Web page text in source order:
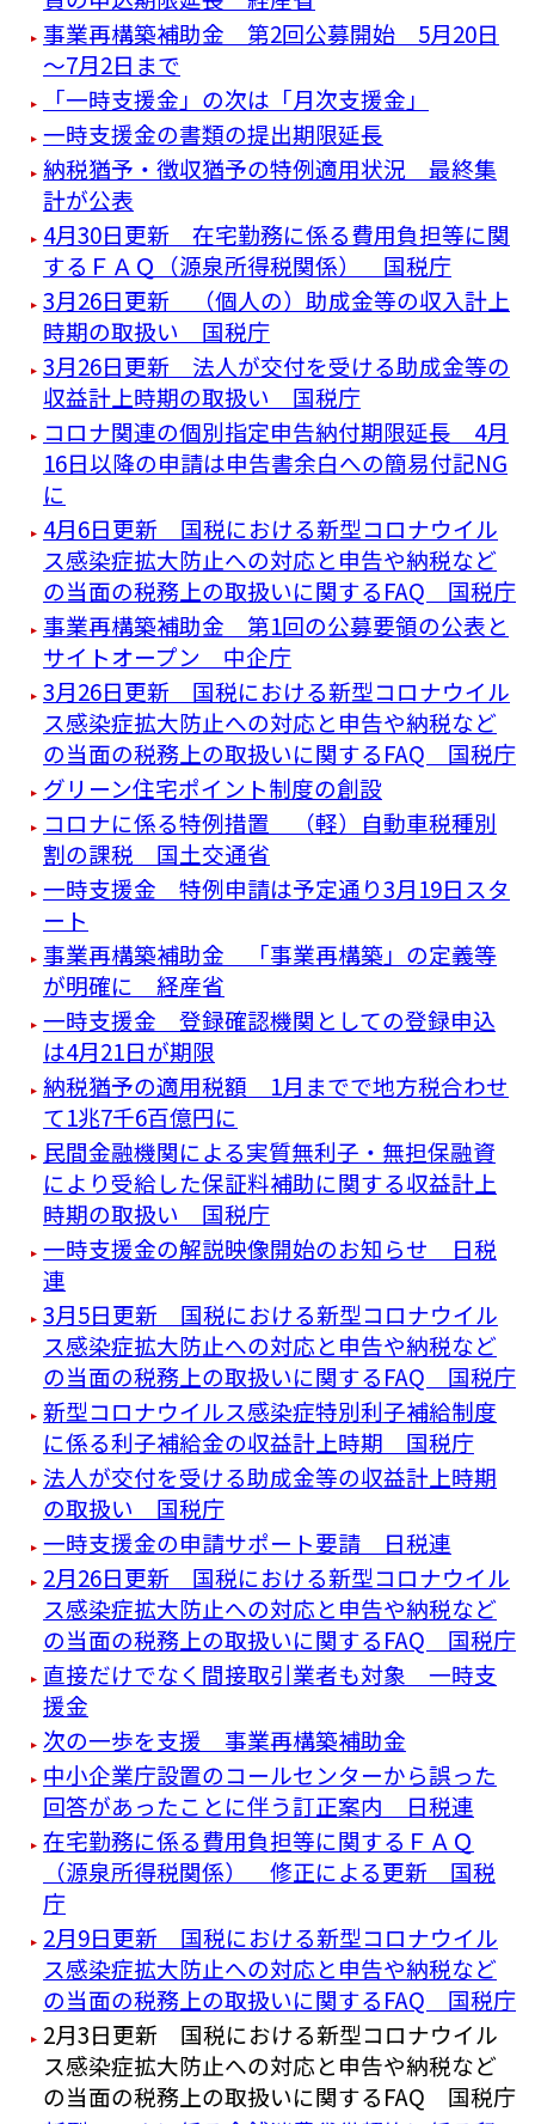
事業再構築補助金 第2回公募開始 5月20日
～7月2日まで
「一時支援金」の次は「月次支援金」
一時支援金の書類の提出期限延長
納税猶予・徴収猶予の特例適用状況 最終集
計が公表
4月30日更新 在宅勤務に係る費用負担等に関
するＦＡＱ（源泉所得税関係） 国税庁
3月26日更新 （個人の）助成金等の収入計上
時期の取扱い 国税庁
3月26日更新 法人が交付を受ける助成金等の
収益計上時期の取扱い 国税庁
コロナ関連の個別指定申告納付期限延長 4月
16日以降の申請は申告書余白への簡易付記NG
に
4月6日更新 国税における新型コロナウイル
ス感染症拡大防止への対応と申告や納税など
の当面の税務上の取扱いに関するFAQ 国税庁
事業再構築補助金 第1回の公募要領の公表と
サイトオープン 中企庁
3月26日更新 国税における新型コロナウイル
ス感染症拡大防止への対応と申告や納税など
の当面の税務上の取扱いに関するFAQ 国税庁
グリーン住宅ポイント制度の創設
コロナに係る特例措置 （軽）自動車税種別
割の課税 国土交通省
一時支援金 特例申請は予定通り3月19日スタ
ート
事業再構築補助金 「事業再構築」の定義等
が明確に 経産省
一時支援金 登録確認機関としての登録申込
は4月21日が期限
納税猶予の適用税額 1月までで地方税合わせ
て1兆7千6百億円に
民間金融機関による実質無利子・無担保融資
により受給した保証料補助に関する収益計上
時期の取扱い 国税庁
一時支援金の解説映像開始のお知らせ 日税
連
3月5日更新 国税における新型コロナウイル
ス感染症拡大防止への対応と申告や納税など
の当面の税務上の取扱いに関するFAQ 国税庁
新型コロナウイルス感染症特別利子補給制度
に係る利子補給金の収益計上時期 国税庁
法人が交付を受ける助成金等の収益計上時期
の取扱い 国税庁
一時支援金の申請サポート要請 日税連
2月26日更新 国税における新型コロナウイル
ス感染症拡大防止への対応と申告や納税など
の当面の税務上の取扱いに関するFAQ 国税庁
直接だけでなく間接取引業者も対象 一時支
援金
次の一歩を支援 事業再構築補助金
中小企業庁設置のコールセンターから誤った
回答があったことに伴う訂正案内 日税連
在宅勤務に係る費用負担等に関するＦＡＱ
（源泉所得税関係） 修正による更新 国税
庁
2月9日更新 国税における新型コロナウイル
ス感染症拡大防止への対応と申告や納税など
の当面の税務上の取扱いに関するFAQ 国税庁
2月3日更新 国税における新型コロナウイル
ス感染症拡大防止への対応と申告や納税など
の当面の税務上の取扱いに関するFAQ 国税庁